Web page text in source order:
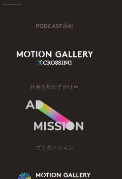
PODCAST番組
社会を動かすかけ声
プロダクション